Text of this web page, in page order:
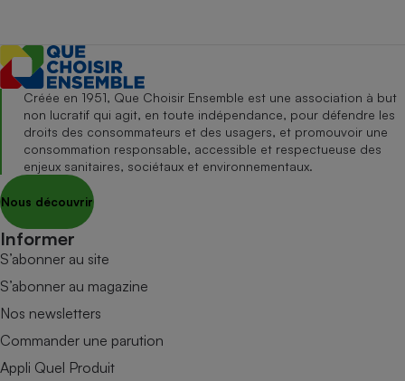
Créée en 1951, Que Choisir Ensemble est une association à but
non lucratif qui agit, en toute indépendance, pour défendre les
droits des consommateurs et des usagers, et promouvoir une
consommation responsable, accessible et respectueuse des
enjeux sanitaires, sociétaux et environnementaux.
Nous découvrir
Informer
S’abonner au site
S’abonner au magazine
Nos newsletters
Commander une parution
Appli Quel Produit